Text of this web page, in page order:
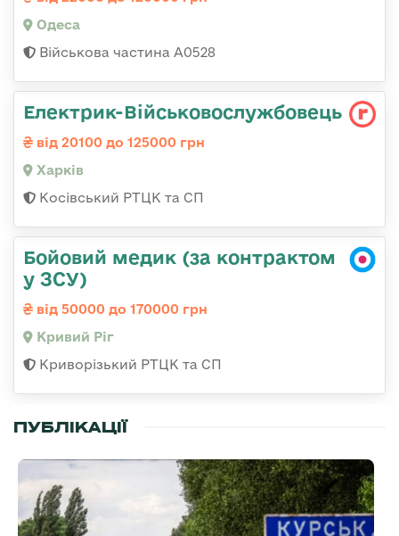
Одеса
Військова частина А0528
Електрик-Військовослужбовець
від 20100 до 125000 грн
Харків
Косівський РТЦК та СП
Бойовий медик (за контрактом
у ЗСУ)
від 50000 до 170000 грн
Кривий Ріг
Криворізький РТЦК та СП
ПУБЛІКАЦІЇ